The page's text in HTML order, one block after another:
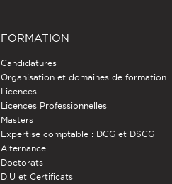
FORMATION
Candidatures
Organisation et domaines de formation
Licences
Licences Professionnelles
Masters
Expertise comptable : DCG et DSCG
Alternance
Doctorats
D.U et Certificats